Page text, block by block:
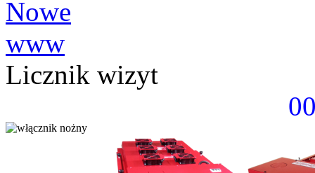
Licznik wizyt